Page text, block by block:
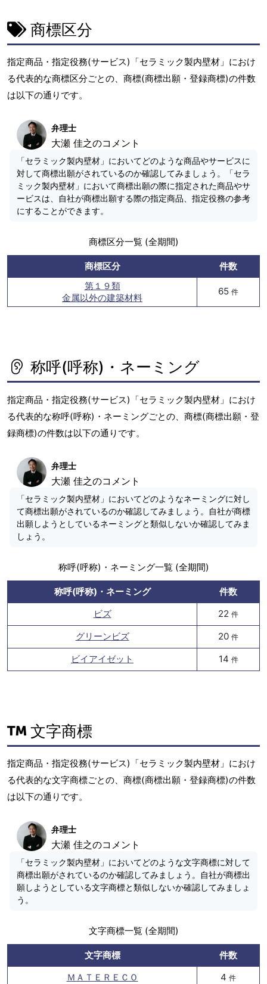
商標区分
指定商品・指定役務(サービス)「セラミック製内壁材」におけ
る代表的な商標区分ごとの、商標(商標出願・登録商標)の件数
は以下の通りです。
弁理士
大瀬 佳之のコメント
「セラミック製内壁材」においてどのような商品やサービスに
対して商標出願がされているのか確認してみましょう。「セラ
ミック製内壁材」において商標出願の際に指定された商品やサ
ービスは、自社が商標出願する際の指定商品、指定役務の参考
にすることができます。
商標区分一覧 (全期間)
商標区分
件数
第１９類
金属以外の建築材料
65 件
称呼(呼称)・ネーミング
指定商品・指定役務(サービス)「セラミック製内壁材」におけ
る代表的な称呼(呼称)・ネーミングごとの、商標(商標出願・登
録商標)の件数は以下の通りです。
弁理士
大瀬 佳之のコメント
「セラミック製内壁材」においてどのようなネーミングに対し
て商標出願がされているのか確認してみましょう。自社が商標
出願しようとしているネーミングと類似しないか確認してみま
しょう。
称呼(呼称)・ネーミング一覧 (全期間)
称呼(呼称)・ネーミング
件数
ビズ
22 件
グリーンビズ 20 件
ビイアイゼット 14 件
文字商標
指定商品・指定役務(サービス)「セラミック製内壁材」におけ
る代表的な文字商標ごとの、商標(商標出願・登録商標)の件数
は以下の通りです。
弁理士
大瀬 佳之のコメント
「セラミック製内壁材」においてどのような文字商標に対して
商標出願がされているのか確認してみましょう。自社が商標出
願しようとしている文字商標と類似しないか確認してみましょ
う。
文字商標一覧 (全期間)
文字商標
件数
ＭＡＴＥＲＥＣＯ
4 件